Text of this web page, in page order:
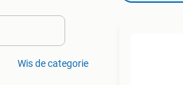
Wis de categorie